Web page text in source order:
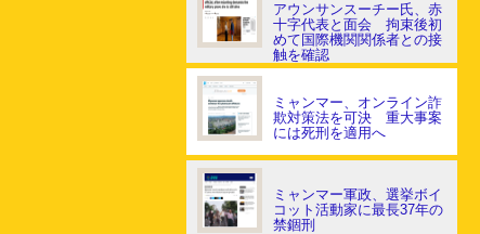
アウンサンスーチー氏、赤
十字代表と面会 拘束後初
めて国際機関関係者との接
触を確認
ミャンマー、オンライン詐
欺対策法を可決 重大事案
には死刑を適用へ
ミャンマー軍政、選挙ボイ
コット活動家に最長37年の
禁錮刑